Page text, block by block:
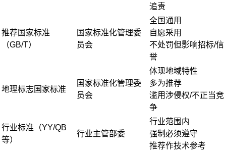
追责
推荐国家标准
（GB/T）
国家标准化管理委
员会
全国通用
自愿采用
不处罚但影响招标/信
誉
地理标志国家标准
国家标准化管理委
员会
体现地域特性
多为推荐
滥用涉侵权/不正当竞
争
行业标准（YY/QB
等）
行业主管部委
行业范围内
强制必须遵守
推荐作技术参考